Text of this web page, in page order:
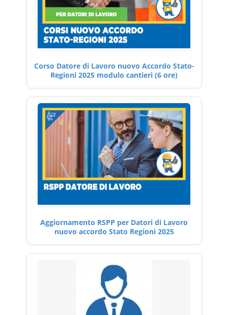
Corso Datore di Lavoro nuovo Accordo Stato-
Regioni 2025 modulo cantieri (6 ore)
Aggiornamento RSPP per Datori di Lavoro
nuovo accordo Stato Regioni 2025